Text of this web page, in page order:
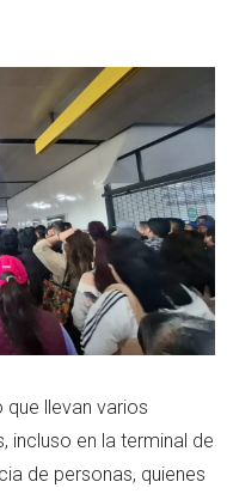
que llevan varios
incluso en la terminal de
de personas, quienes